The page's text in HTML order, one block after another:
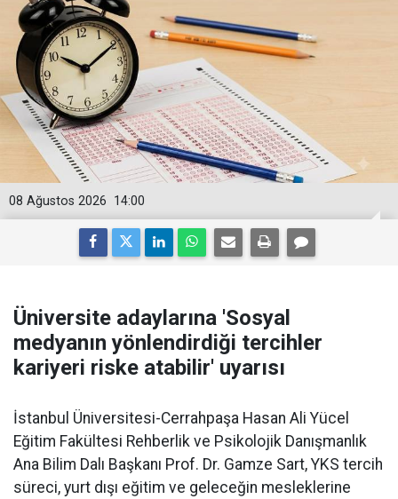
14:00
08 Ağustos 2026
Üniversite adaylarına 'Sosyal
medyanın yönlendirdiği tercihler
kariyeri riske atabilir' uyarısı
İstanbul Üniversitesi-Cerrahpaşa Hasan Ali Yücel
Eğitim Fakültesi Rehberlik ve Psikolojik Danışmanlık
Ana Bilim Dalı Başkanı Prof. Dr. Gamze Sart, YKS tercih
süreci, yurt dışı eğitim ve geleceğin mesleklerine